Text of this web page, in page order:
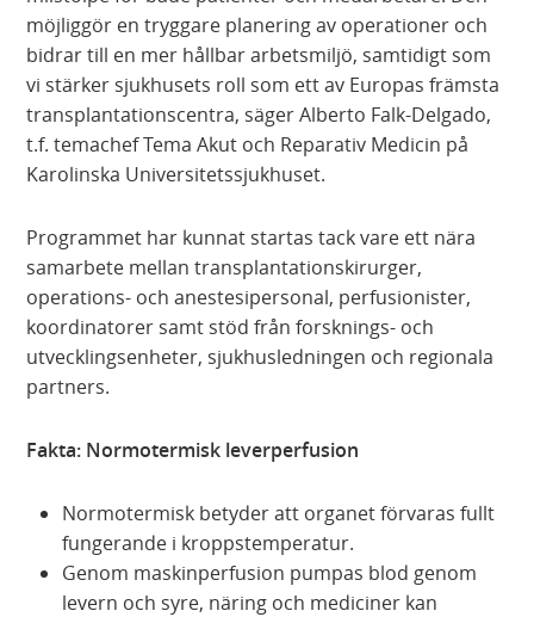
möjliggör en tryggare planering av operationer och
bidrar till en mer hållbar arbetsmiljö, samtidigt som
vi stärker sjukhusets roll som ett av Europas främsta
transplantationscentra, säger Alberto Falk-Delgado,
t.f. temachef Tema Akut och Reparativ Medicin på
Karolinska Universitetssjukhuset.
Programmet har kunnat startas tack vare ett nära
samarbete mellan transplantationskirurger,
operations- och anestesipersonal, perfusionister,
koordinatorer samt stöd från forsknings- och
utvecklingsenheter, sjukhusledningen och regionala
partners.
Fakta: Normotermisk leverperfusion
Normotermisk betyder att organet förvaras fullt
fungerande i kroppstemperatur.
Genom maskinperfusion pumpas blod genom
levern och syre, näring och mediciner kan